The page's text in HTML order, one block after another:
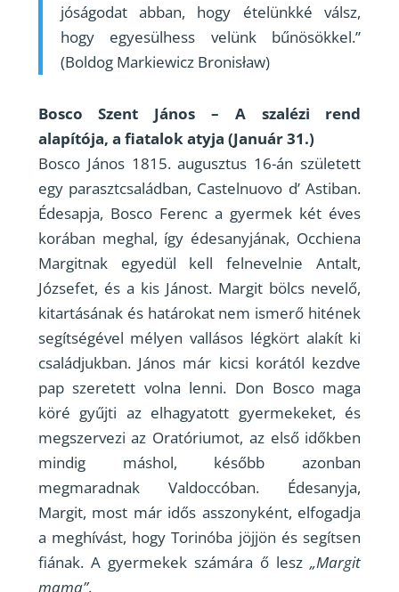
jóságodat abban, hogy ételünkké válsz,
hogy egyesülhess velünk bűnösökkel.”
(Boldog Markiewicz Bronisław)
Bosco Szent János – A szalézi rend
alapítója, a fiatalok atyja (Január 31.)
Bosco János 1815. augusztus 16-án született
egy parasztcsaládban, Castelnuovo d’ Astiban.
Édesapja, Bosco Ferenc a gyermek két éves
korában meghal, így édesanyjának, Occhiena
Margitnak egyedül kell felnevelnie Antalt,
Józsefet, és a kis Jánost. Margit bölcs nevelő,
kitartásának és határokat nem ismerő hitének
segítségével mélyen vallásos légkört alakít ki
családjukban. János már kicsi korától kezdve
pap szeretett volna lenni. Don Bosco maga
köré gyűjti az elhagyatott gyermekeket, és
megszervezi az Oratóriumot, az első időkben
mindig máshol, később azonban
megmaradnak Valdoccóban. Édesanyja,
Margit, most már idős asszonyként, elfogadja
a meghívást, hogy Torinóba jöjjön és segítsen
fiának. A gyermekek számára ő lesz„Margit
mama”.